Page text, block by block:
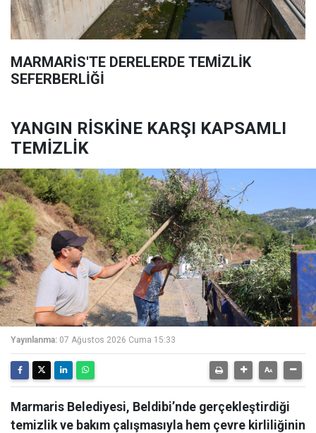
MARMARİS'TE DERELERDE TEMİZLİK
SEFERBERLİĞİ
YANGIN RİSKİNE KARŞI KAPSAMLI
TEMİZLİK
Yayınlanma: 07 Ağustos 2026 Cuma 15:33
Marmaris Belediyesi, Beldibi’nde gerçekleştirdiği
temizlik ve bakım çalışmasıyla hem çevre kirliliğinin